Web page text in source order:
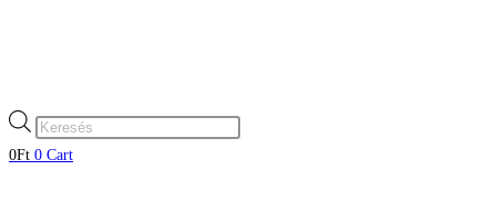
Products
search
0Ft 0 Cart